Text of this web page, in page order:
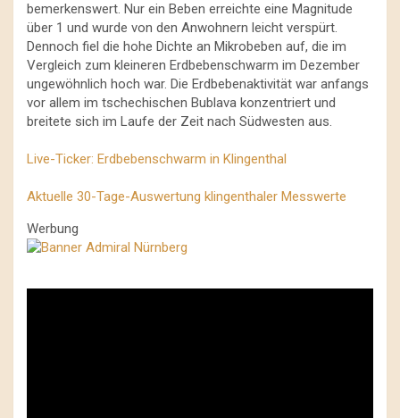
bemerkenswert. Nur ein Beben erreichte eine Magnitude
über 1 und wurde von den Anwohnern leicht verspürt.
Dennoch fiel die hohe Dichte an Mikrobeben auf, die im
Vergleich zum kleineren Erdbebenschwarm im Dezember
ungewöhnlich hoch war. Die Erdbebenaktivität war anfangs
vor allem im tschechischen Bublava konzentriert und
breitete sich im Laufe der Zeit nach Südwesten aus.
Live-Ticker: Erdbebenschwarm in Klingenthal
Aktuelle 30-Tage-Auswertung klingenthaler Messwerte
Werbung